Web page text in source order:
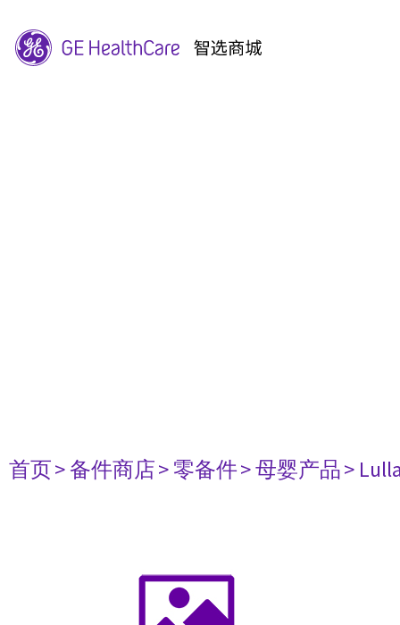
首页> 备件商店> 零备件> 母婴产品>